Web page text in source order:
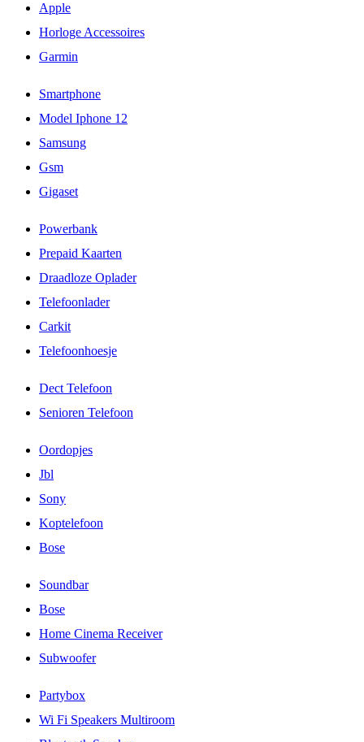
Apple
Horloge Accessoires
Garmin
Smartphone
Model Iphone 12
Samsung
Gsm
Gigaset
Powerbank
Prepaid Kaarten
Draadloze Oplader
Telefoonlader
Carkit
Telefoonhoesje
Dect Telefoon
Senioren Telefoon
Oordopjes
Jbl
Sony
Koptelefoon
Bose
Soundbar
Bose
Home Cinema Receiver
Subwoofer
Partybox
Wi Fi Speakers Multiroom